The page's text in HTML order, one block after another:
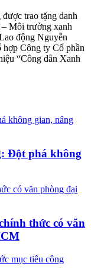
trao tặng danh
Môi trường xanh
động Nguyễn
Công ty Cổ phần
“Công dân Xanh
Đột phá không
thức có văn